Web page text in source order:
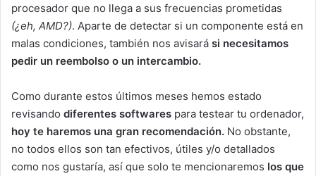
procesador que no llega a sus frecuencias prometidas
(¿eh, AMD?). Aparte de detectar si un componente está en
malas condiciones, también nos avisará si necesitamos
pedir un reembolso o un intercambio.
Como durante estos últimos meses hemos estado
revisando diferentes softwares para testear tu ordenador,
hoy te haremos una gran recomendación. No obstante,
no todos ellos son tan efectivos, útiles y/o detallados
como nos gustaría, así que solo te mencionaremos los que